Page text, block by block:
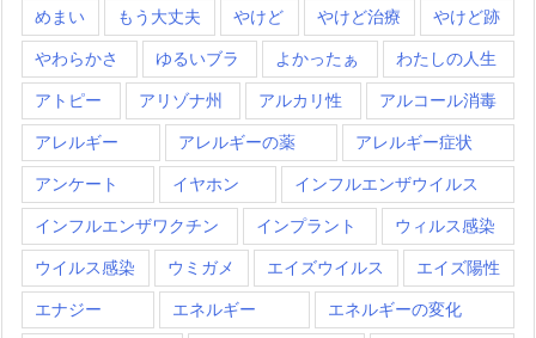
めまい もう大丈夫 やけど やけど治療 やけど跡
やわらかさ ゆるいブラ よかったぁ わたしの人生
アトピー アリゾナ州 アルカリ性 アルコール消毒
アレルギー アレルギーの薬 アレルギー症状
アンケート イヤホン インフルエンザウイルス
インフルエンザワクチン インプラント ウィルス感染
ウイルス感染 ウミガメ エイズウイルス エイズ陽性
エナジー エネルギー エネルギーの変化